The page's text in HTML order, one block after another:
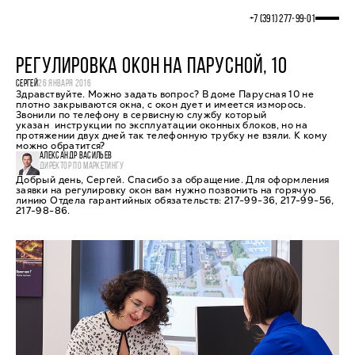
+7 (391) 277‒99‒01
РЕГУЛИРОВКА ОКОН НА ПАРУСНОЙ, 10
СЕРГЕЙ26 ЯНВАРЯ 2016
Здравствуйте. Можно задать вопрос? В доме Парусная 10 не
плотно закрываются окна, с окон дует и имеется изморось.
Звонили по телефону в сервисную службу который
указан инструкции по эксплуатации оконных блоков, но на
протяжении двух дней так телефонную трубку не взяли. К кому
можно обратится?
АЛЕКСАНДР ВАСИЛЬЕВ
ДИРЕКТОР ПО МАРКЕТИНГУ
Добрый день, Сергей. Спасибо за обращение. Для оформления
заявки на регулировку окон вам нужно позвонить на горячую
линию Отдела гарантийных обязательств: 217-99-36, 217-99-56,
217-98-86.